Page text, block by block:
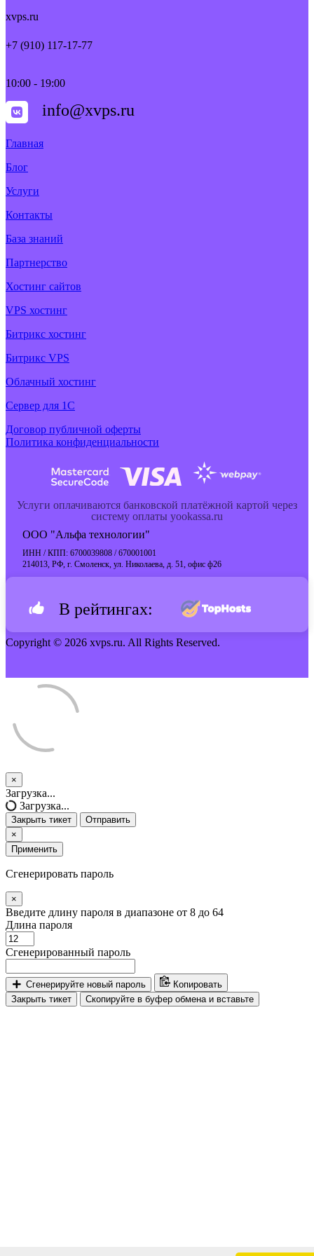
xvps.ru
+7 (910) 117-17-77
10:00 - 19:00
info@xvps.ru
Главная
Блог
Услуги
Контакты
База знаний
Партнерство
Хостинг сайтов
VPS хостинг
Битрикс хостинг
Битрикс VPS
Облачный хостинг
Cервер для 1С
Договор публичной оферты
Политика конфиденциальности
Услуги оплачиваются банковской платёжной картой через
систему оплаты yookassa.ru
ООО "Альфа технологии"
ИНН / КПП: 6700039808 / 670001001
214013, РФ, г. Смоленск, ул. Николаева, д. 51, офис ф26
В рейтингах:
Copyright © 2026 xvps.ru. All Rights Reserved.
×
Закрыть
тикет
Загрузка...
Загрузка...
Закрыть тикет
Отправить
×
Применить
Сгенерировать пароль
×
Введите длину пароля в диапазоне от 8 до 64
Длина пароля
Сгенерированный пароль
Сгенерируйте новый пароль
Копировать
Закрыть тикет
Скопируйте в буфер обмена и вставьте